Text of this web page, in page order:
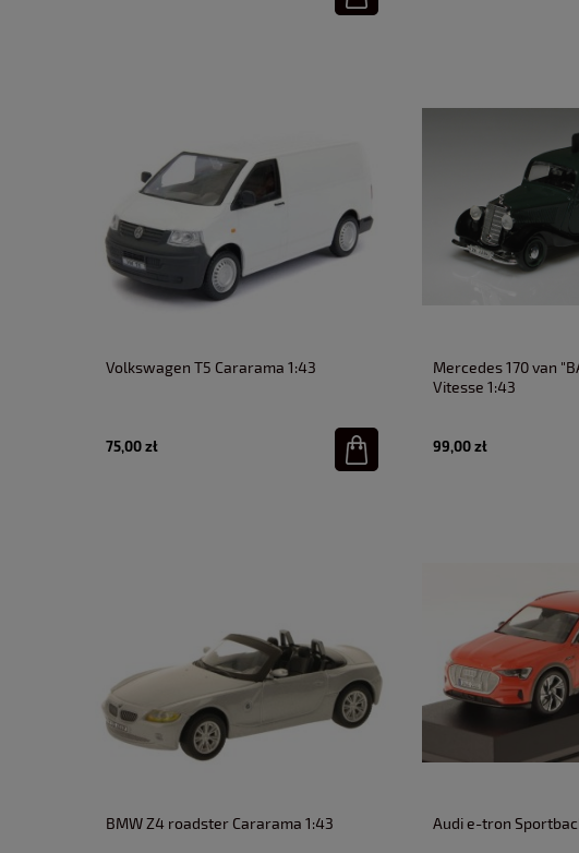
Volkswagen T5 Cararama 1:43
75,00 zł
Mercedes 170 van
Vitesse 1:43
99,00 zł
BMW Z4 roadster Cararama 1:43 Audi e-tron